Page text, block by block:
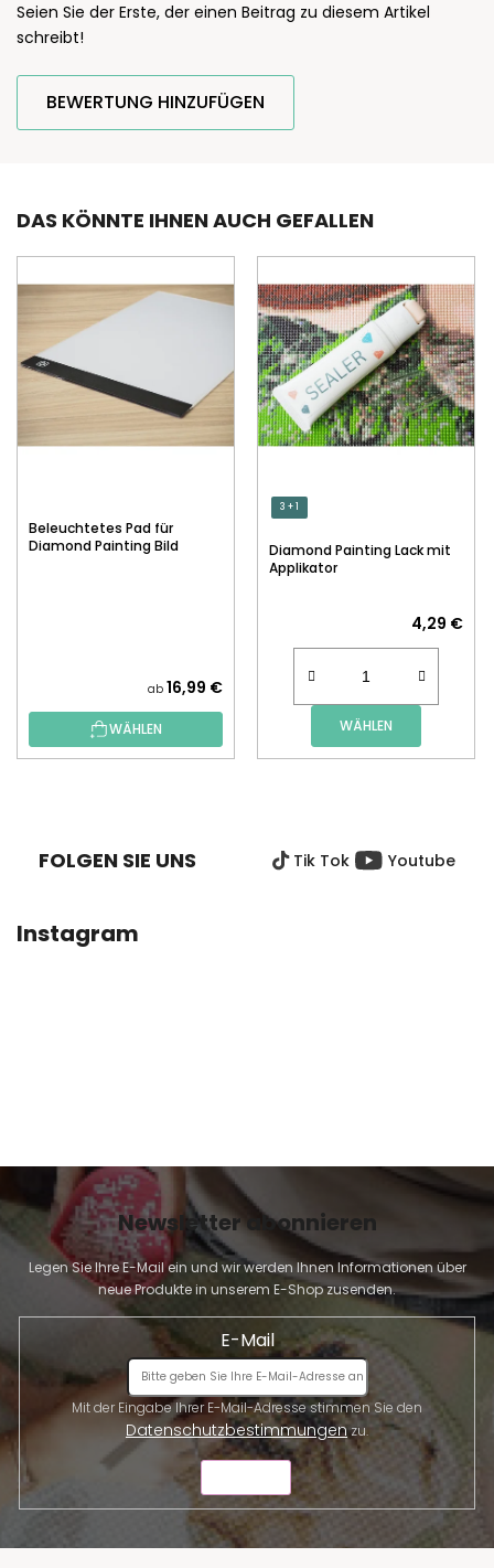
Seien Sie der Erste, der einen Beitrag zu diesem Artikel
schreibt!
BEWERTUNG HINZUFÜGEN
DAS KÖNNTE IHNEN AUCH GEFALLEN
Beleuchtetes Pad für
Diamond Painting Bild
ab 16,99 €
WÄHLEN
3 + 1
Diamond Painting Lack mit
Applikator
4,29 €
WÄHLEN
FOLGEN SIE UNS Tik Tok Youtube
Instagram
Newsletter abonnieren
Legen Sie Ihre E-Mail ein und wir werden Ihnen Informationen über
neue Produkte in unserem E-Shop zusenden.
E-Mail
Datenschutzbestimmungenzu.